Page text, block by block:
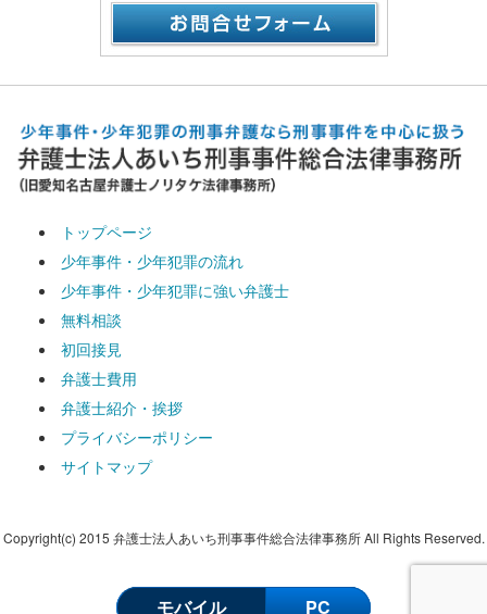
トップページ
少年事件・少年犯罪の流れ
少年事件・少年犯罪に強い弁護士
無料相談
初回接見
弁護士費用
弁護士紹介・挨拶
プライバシーポリシー
サイトマップ
Copyright(c) 2015 弁護士法人あいち刑事事件総合法律事務所 All Rights Reserved.
モバイル PC